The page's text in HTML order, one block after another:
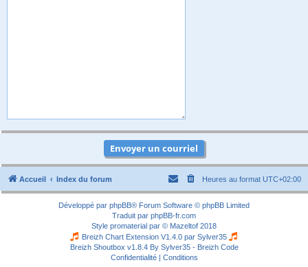
Accueil Index du forum Heures au format UTC+02:00
Développé par phpBB® Forum Software © phpBB Limited
Traduit par phpBB-fr.com
Style promaterial par © Mazeltof 2018
Breizh Chart Extension V1.4.0 par Sylver35
Breizh Shoutbox v1.8.4 By Sylver35 - Breizh Code
Confidentialité| Conditions